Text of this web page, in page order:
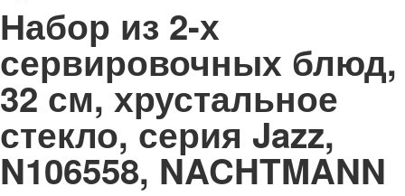
Набор из 2-х
сервировочных блюд,
32 см, хрустальное
стекло, серия Jazz,
N106558, NACHTMANN